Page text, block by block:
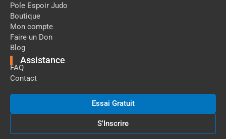
Pole Espoir Judo
Boutique
Mon compte
Faire un Don
Blog
Assistance
FAQ
Contact
Essai Gratuit
S'Inscrire